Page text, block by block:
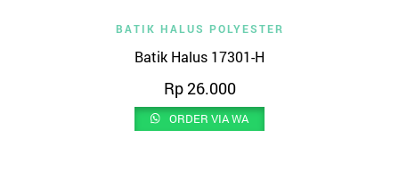
BATIK HALUS POLYESTER
Batik Halus 17301-H
Rp26.000
ORDER VIA WA